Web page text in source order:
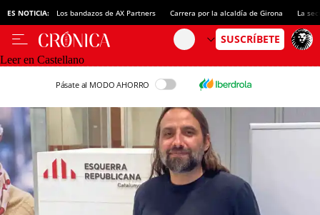
ES NOTICIA: Los bandazos de AX Partners Carrera por la alcaldía de Girona La
Leer en Castellano
Pásate al MODO AHORRO